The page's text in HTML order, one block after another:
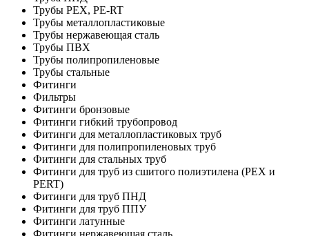
Трубы PEX, PE-RT
Трубы металлопластиковые
Трубы нержавеющая сталь
Трубы ПВХ
Трубы полипропиленовые
Трубы стальные
Фитинги
Фильтры
Фитинги бронзовые
Фитинги гибкий трубопровод
Фитинги для металлопластиковых труб
Фитинги для полипропиленовых труб
Фитинги для стальных труб
Фитинги для труб из сшитого полиэтилена (PEX и
PERT)
Фитинги для труб ПНД
Фитинги для труб ППУ
Фитинги латунные
Фитинги нержавеющая сталь